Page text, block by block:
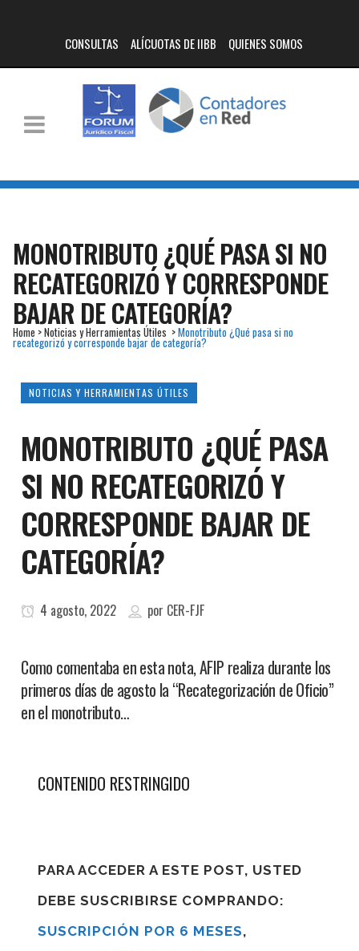
CONSULTAS ALÍCUOTAS DE IIBB QUIENES SOMOS
MONOTRIBUTO ¿QUÉ PASA SI NO
RECATEGORIZÓ Y CORRESPONDE
BAJAR DE CATEGORÍA?
Home >Noticias y Herramientas Útiles >Monotributo ¿Qué pasa si no
recategorizó y corresponde bajar de categoría?
NOTICIAS Y HERRAMIENTAS ÚTILES
MONOTRIBUTO ¿QUÉ PASA
SI NO RECATEGORIZÓ Y
CORRESPONDE BAJAR DE
CATEGORÍA?
4 agosto, 2022 por CER-FJF
Como comentaba en esta nota, AFIP realiza durante los
primeros días de agosto la “Recategorización de Oficio”
en el monotributo…
CONTENIDO RESTRINGIDO
PARA ACCEDER A ESTE POST, USTED
DEBE SUSCRIBIRSE COMPRANDO:
SUSCRIPCIÓN POR 6 MESES,